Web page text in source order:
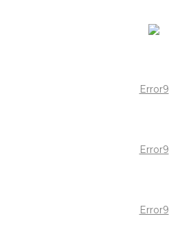
Error9
Error9
Error9